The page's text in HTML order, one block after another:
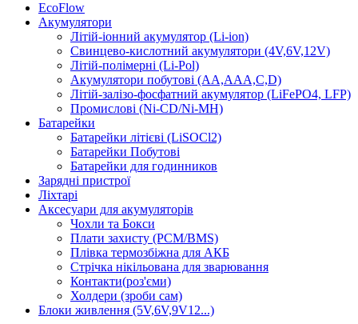
EcoFlow
Акумулятори
Літій-іонний акумулятор (Li-ion)
Свинцево-кислотний акумулятори (4V,6V,12V)
Літій-полімерні (Li-Pol)
Акумулятори побутові (AA,AAA,C,D)
Літій-залізо-фосфатний акумулятор (LiFePO4, LFP)
Промислові (Ni-CD/Ni-MH)
Батарейки
Батарейки літієві (LiSOCl2)
Батарейки Побутові
Батарейки для годинников
Зарядні пристрої
Ліхтарі
Аксесуари для акумуляторів
Чохли та Бокси
Плати захисту (PCM/BMS)
Плівка термозбіжна для АКБ
Стрічка нікільована для зварювання
Контакти(роз'єми)
Холдери (зроби сам)
Блоки живлення (5V,6V,9V12...)